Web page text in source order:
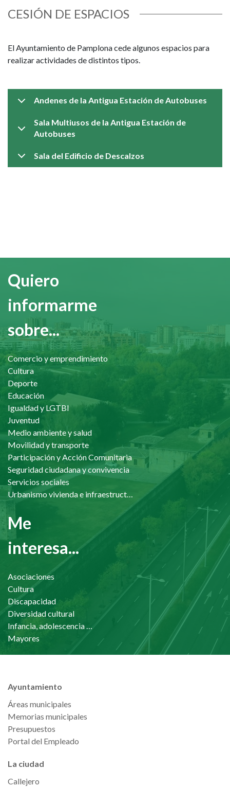
CESIÓN DE ESPACIOS
El Ayuntamiento de Pamplona cede algunos espacios para
realizar actividades de distintos tipos.
Andenes de la Antigua Estación de Autobuses
Sala Multiusos de la Antigua Estación de
Autobuses
Sala del Edificio de Descalzos
Quiero
informarme
sobre...
Comercio y emprendimiento
Cultura
Deporte
Educación
Igualdad y LGTBI
Juventud
Medio ambiente y salud
Movilidad y transporte
Participación y Acción Comunitaria
Seguridad ciudadana y convivencia
Servicios sociales
Urbanismo vivienda e infraestructuras
Me
interesa...
Asociaciones
Cultura
Discapacidad
Diversidad cultural
Infancia, adolescencia y familia
Mayores
Ayuntamiento
Áreas municipales
Memorias municipales
Presupuestos
Portal del Empleado
La ciudad
Callejero